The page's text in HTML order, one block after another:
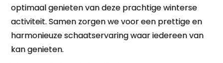
optimaal genieten van deze prachtige winterse
activiteit. Samen zorgen we voor een prettige en
harmonieuze schaatservaring waar iedereen van
kan genieten.